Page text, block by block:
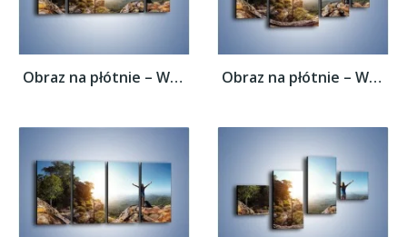
Obraz na płótnie – Wolność siła i piękno –... Obraz na płótnie – Wolność siła i piękno –...